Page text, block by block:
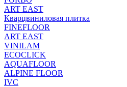
ART EAST
Кварцвиниловая плитка
FINEFLOOR
ART EAST
VINILAM
ECOCLICK
AQUAFLOOR
ALPINE FLOOR
IVC